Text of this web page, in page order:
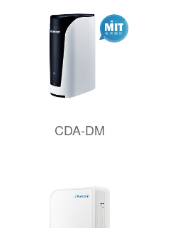
CDA-DM